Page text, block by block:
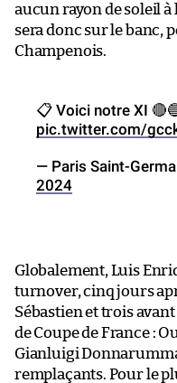
aucun rayon de soleil à
sera donc sur le banc,
Champenois.
📋 Voici notre XI
pic.twitter.com/
— Paris Saint-
2024
Globalement, Luis
turnover, cinq jours
Sébastien et trois
de Coupe de France :
Gianluigi
remplaçants. Pour le